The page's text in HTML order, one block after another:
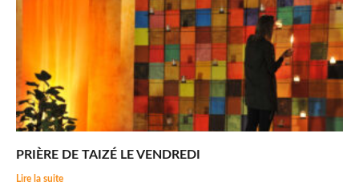
PRIÈRE DE TAIZÉ LE VENDREDI
Lire la suite